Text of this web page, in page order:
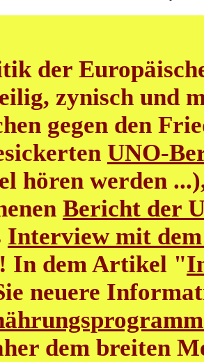
der
zynisch und
gegen den
UNO-
hören werden
Bericht der
Interview mit
! In dem Artikel "
neuere
dem breiten